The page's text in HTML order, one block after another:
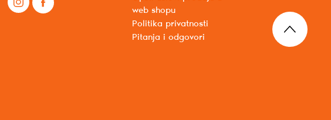
web shopu
Politika privatnosti
Pitanja i odgovori